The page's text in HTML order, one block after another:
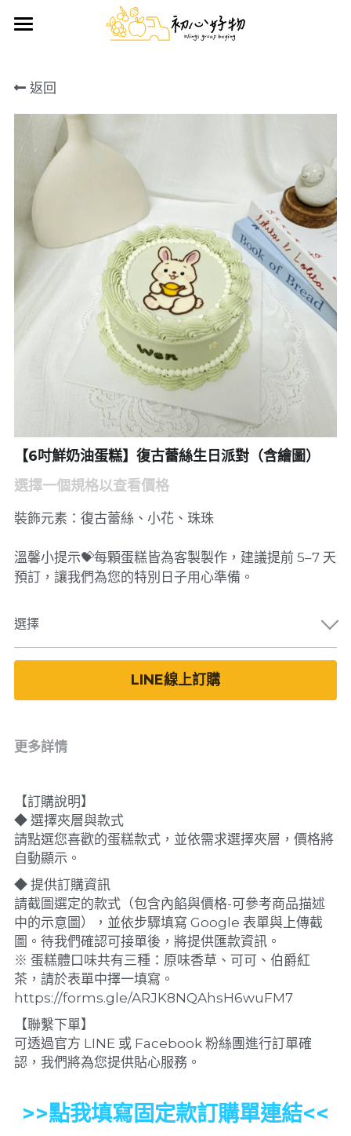
手做蛋糕
好物推薦
鮮果禮盒
前往官方LINE訂購
返回
【6吋鮮奶油蛋糕】復古蕾絲生日派對（含繪圖）
選擇一個規格以查看價格
裝飾元素：復古蕾絲、小花、珠珠
溫馨小提示💝每顆蛋糕皆為客製製作，建議提前 5–7 天
預訂，讓我們為您的特別日子用心準備。
選擇
LINE線上訂購
更多詳情
【訂購說明】
◆ 選擇夾層與款式
請點選您喜歡的蛋糕款式，並依需求選擇夾層，價格將
自動顯示。
◆ 提供訂購資訊
請截圖選定的款式（包含內餡與價格-可參考商品描述
中的示意圖），並依步驟填寫 Google 表單與上傳截
圖。待我們確認可接單後，將提供匯款資訊。
※ 蛋糕體口味共有三種：原味香草、可可、伯爵紅
茶，請於表單中擇一填寫。
https://forms.gle/ARJK8NQAhsH6wuFM7
【聯繫下單】
可透過官方 LINE 或 Facebook 粉絲團進行訂單確
認，我們將為您提供貼心服務。
>>點我填寫固定款訂購單連結<<